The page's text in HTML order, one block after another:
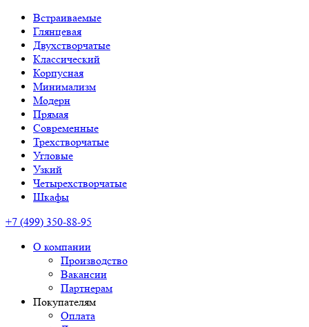
Встраиваемые
Глянцевая
Двухстворчатые
Классический
Корпусная
Минимализм
Модерн
Прямая
Современные
Трехстворчатые
Угловые
Узкий
Четырехстворчатые
Шкафы
+7 (499) 350-88-95
О компании
Производство
Вакансии
Партнерам
Покупателям
Оплата